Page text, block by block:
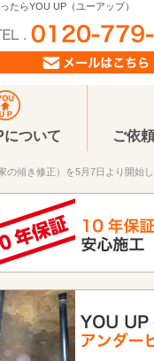
たらYOU UP（ユーアップ）
について ご依
傾き修正）を5月7日より開始し